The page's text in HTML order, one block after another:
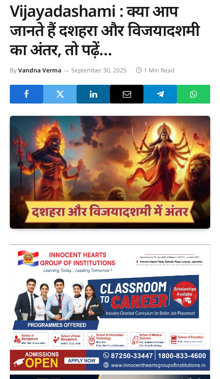
Vijayadashami : क्या आप
जानते हैं दशहरा और विजयादशमी
का अंतर, तो पढ़ें…
ByVandna Verma September 30, 2025 1 Min Read